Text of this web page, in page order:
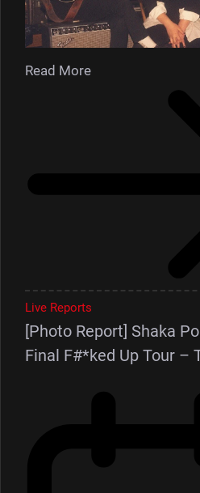
Read More
Live Reports
[Photo Report] Shaka
Final F#*ked Up Tour –